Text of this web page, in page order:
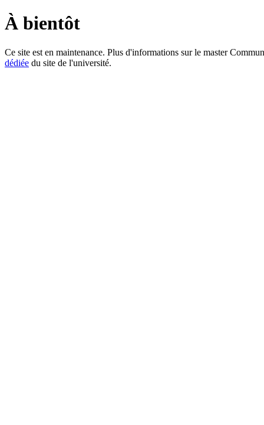
À bientôt
Ce site est en maintenance. Plus d'informations sur le master
dédiée du site de l'université.